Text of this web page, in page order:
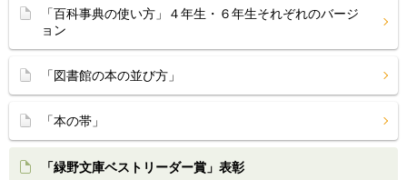
「百科事典の使い方」４年生・６年生それぞれのバージ
ョン
「図書館の本の並び方」
「本の帯」
「緑野文庫ベストリーダー賞」表彰